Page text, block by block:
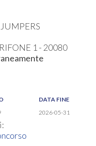
1 - 20080
DATA FINE
2026-05-31